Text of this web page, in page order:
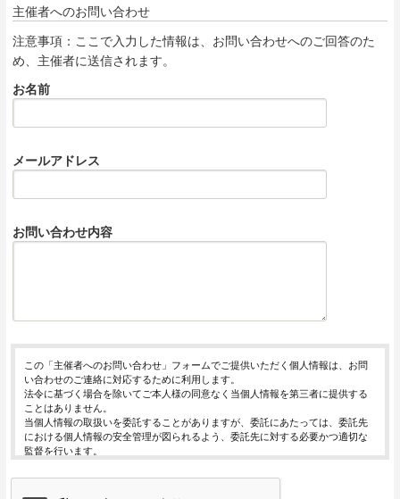
主催者へのお問い合わせ
注意事項：ここで入力した情報は、お問い合わせへのご回答のた
め、主催者に送信されます。
お名前
メールアドレス
お問い合わせ内容
この「主催者へのお問い合わせ」フォームでご提供いただく個人情報は、お問
い合わせのご連絡に対応するために利用します。
法令に基づく場合を除いてご本人様の同意なく当個人情報を第三者に提供する
ことはありません。
当個人情報の取扱いを委託することがありますが、委託にあたっては、委託先
における個人情報の安全管理が図られるよう、委託先に対する必要かつ適切な
監督を行います。
止・消去および第三者への提供の停止（「開示等」といいます。）を受け付け